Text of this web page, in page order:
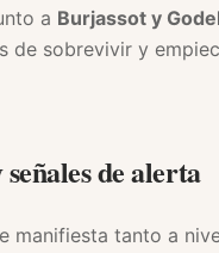
a Burjassot y
de sobrevivir y
de alerta
manifiesta tanto a